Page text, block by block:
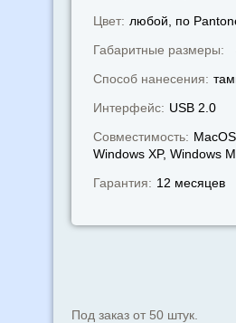
Цвет: любой, по
Габаритные размеры:
Способ нанесения:
Интерфейс: USB 2.0
Совместимость:
Windows XP, Windows
Гарантия: 12 месяцев
Под заказ от 50 штук.